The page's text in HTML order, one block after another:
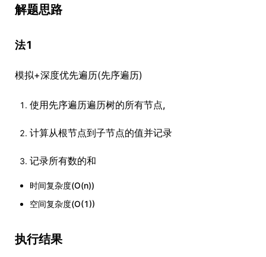
解题思路
法1
模拟+深度优先遍历(先序遍历)
使用先序遍历遍历树的所有节点,
计算从根节点到子节点的值并记录
记录所有数的和
时间复杂度(O(n))
空间复杂度(O(1))
执行结果